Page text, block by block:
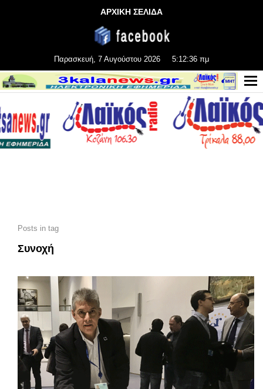
ΑΡΧΙΚΗ ΣΕΛΙΔΑ
Παρασκευή, 7 Αυγούστου 2026 5:12:37 πμ
Posts in tag
Συνοχή